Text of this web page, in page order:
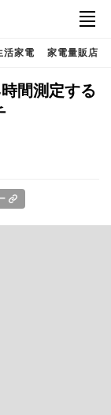
活家電 家電量販店
間測定する